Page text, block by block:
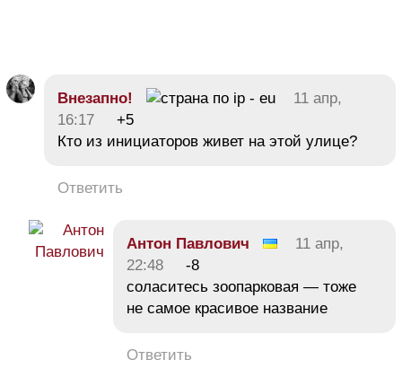
Внезапно!
11 апр,
16:17
+5
Кто из инициаторов живет на этой улице?
Ответить
Антон Павлович
11 апр,
22:48
-8
соласитесь зоопарковая — тоже
не самое красивое название
Ответить